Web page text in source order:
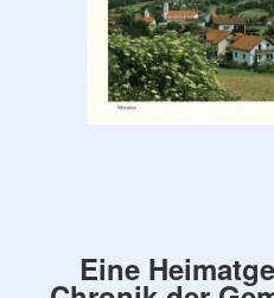
Eine